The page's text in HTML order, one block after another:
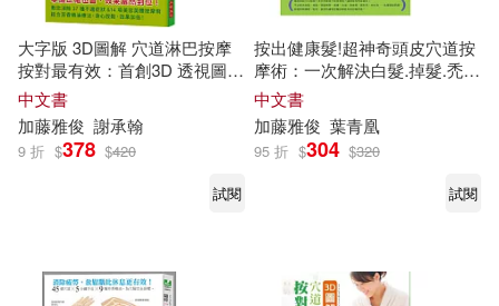
大字版 3D圖解 穴道淋巴按摩
按對最有效：首創3D 透視圖，
掌握正確位置，效果當然到位!
中文書
加藤雅俊 謝承翰
9 折 $378 $420
試閱
按出健康髮!超神奇頭皮穴道按
摩術：一次解決白髮.掉髮.禿
頭.毛躁髮質問題
中文書
加藤雅俊 葉青凰
95 折 $304 $320
試閱